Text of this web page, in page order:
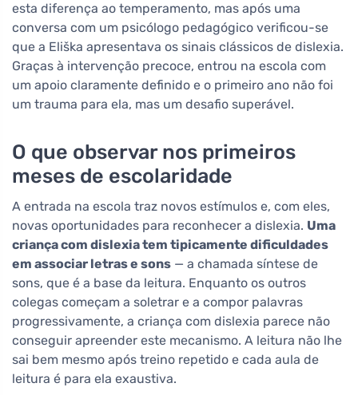
esta diferença ao temperamento, mas após uma
conversa com um psicólogo pedagógico verificou-se
que a Eliška apresentava os sinais clássicos de dislexia.
Graças à intervenção precoce, entrou na escola com
um apoio claramente definido e o primeiro ano não foi
um trauma para ela, mas um desafio superável.
O que observar nos primeiros
meses de escolaridade
A entrada na escola traz novos estímulos e, com eles,
novas oportunidades para reconhecer a dislexia. Uma
criança com dislexia tem tipicamente dificuldades
em associar letras e sons — a chamada síntese de
sons, que é a base da leitura. Enquanto os outros
colegas começam a soletrar e a compor palavras
progressivamente, a criança com dislexia parece não
conseguir apreender este mecanismo. A leitura não lhe
sai bem mesmo após treino repetido e cada aula de
leitura é para ela exaustiva.